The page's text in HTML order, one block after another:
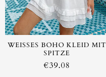
AUSVERKAUFT
WEISSES BOHO KLEID MIT S
PITZE
€39.08